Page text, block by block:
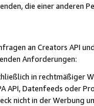
die einer anderen
an Creators API
Anforderungen:
in rechtmäßiger
API, Datenfeeds oder
nicht in der Werbung